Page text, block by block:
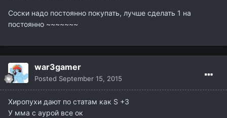
Соски надо постоянно покупать, лучше сделать 1 на
постоянно ~~~~~~~
war3gamer
Posted September 15, 2015
Хиропухи дают по статам как S +3
У мма с аурой все ок